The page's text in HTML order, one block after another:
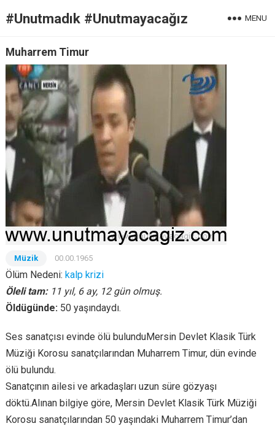
#Unutmadık #Unutmayacağız MENU
Muharrem Timur
Müzik 00.00.1965
Ölüm Nedeni: kalp krizi
Öleli tam: 11 yıl, 6 ay, 12 gün olmuş.
Öldügünde: 50 yaşındaydı.
Ses sanatçısı evinde ölü bulunduMersin Devlet Klasik Türk
Müziği Korosu sanatçılarından Muharrem Timur, dün evinde
ölü bulundu.
Sanatçının ailesi ve arkadaşları uzun süre gözyaşı
döktü.Alınan bilgiye göre, Mersin Devlet Klasik Türk Müziği
Korosu sanatçılarından 50 yaşındaki Muharrem Timur’dan